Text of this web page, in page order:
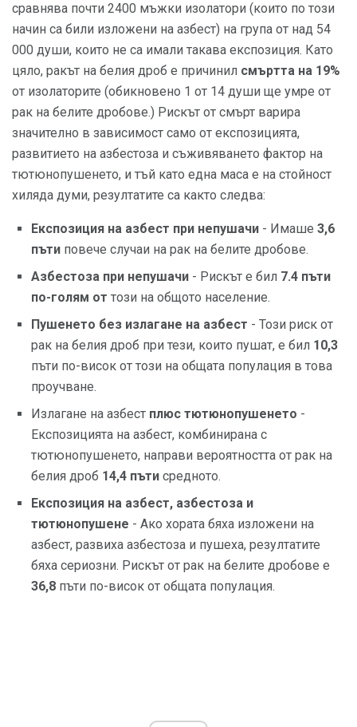
сравнява почти 2400 мъжки изолатори (които по този
начин са били изложени на азбест) на група от над 54
000 души, които не са имали такава експозиция. Като
цяло, ракът на белия дроб е причинил смъртта на 19%
от изолаторите (обикновено 1 от 14 души ще умре от
рак на белите дробове.) Рискът от смърт варира
значително в зависимост само от експозицията,
развитието на азбестоза и съживяването фактор на
тютюнопушенето, и тъй като една маса е на стойност
хиляда думи, резултатите са както следва:
Експозиция на азбест при непушачи - Имаше 3,6
пъти повече случаи на рак на белите дробове.
Азбестоза при непушачи - Рискът е бил 7.4 пъти
по-голям от този на общото население.
Пушенето без излагане на азбест - Този риск от
рак на белия дроб при тези, които пушат, е бил 10,3
пъти по-висок от този на общата популация в това
проучване.
Излагане на азбест плюс тютюнопушенето -
Експозицията на азбест, комбинирана с
тютюнопушенето, направи вероятността от рак на
белия дроб 14,4 пъти средното.
Експозиция на азбест, азбестоза и
тютюнопушене - Ако хората бяха изложени на
азбест, развиха азбестоза и пушеха, резултатите
бяха сериозни. Рискът от рак на белите дробове е
36,8 пъти по-висок от общата популация.